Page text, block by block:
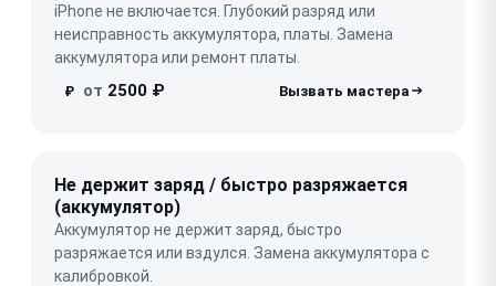
iPhone не включается. Глубокий разряд или
неисправность аккумулятора, платы. Замена
аккумулятора или ремонт платы.
₽ от 2500 ₽
Не держит заряд / быстро разряжается
(аккумулятор)
Аккумулятор не держит заряд, быстро
разряжается или вздулся. Замена аккумулятора с
калибровкой.